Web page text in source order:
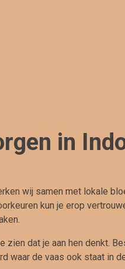
in
wij samen met lokale
kun je erop
dat je aan hen denkt.
waar de vaas ook staat in